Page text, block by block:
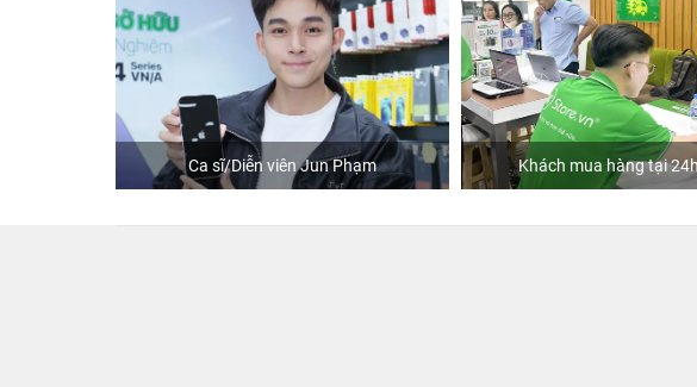
Ca sĩ/Diễn viên Jun Phạm Khách mua hàng tại 24hStore